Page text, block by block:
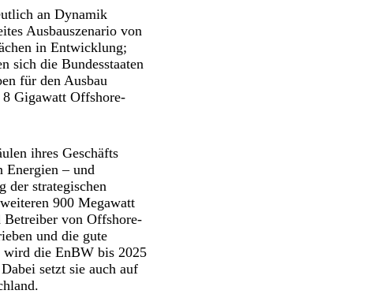
an Dynamik
Ausbauszenario von
in Entwicklung;
sich die Bundesstaaten
für den Ausbau
Gigawatt Offshore-
ihres Geschäfts
Energien – und
der strategischen
900 Megawatt
von Offshore-
und die gute
die EnBW bis 2025
setzt sie auch auf